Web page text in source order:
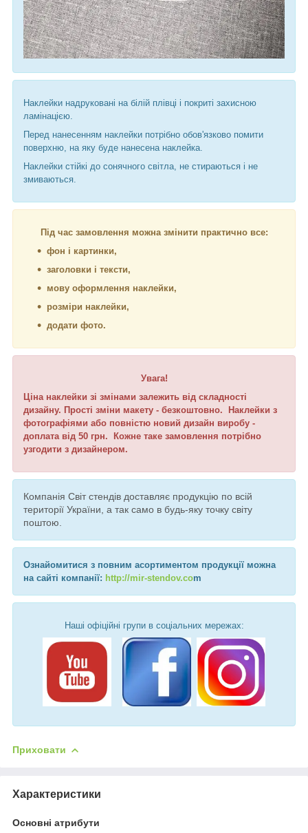
Наклейки надруковані на білій плівці і покриті захисною
ламінацією.
Перед нанесенням наклейки потрібно обов'язково помити
поверхню, на яку буде нанесена наклейка.
Наклейки стійкі до сонячного світла, не стираються і не
змиваються.
Під час замовлення можна змінити практично все:
фон і картинки,
заголовки і тексти,
мову оформлення наклейки,
розміри наклейки,
додати фото.
Увага!
Ціна наклейки зі змінами залежить від складності
дизайну. Прості зміни макету - безкоштовно. Наклейки з
фотографіями або повністю новий дизайн виробу -
доплата від 50 грн. Кожне таке замовлення потрібно
узгодити з дизайнером.
Компанія Світ стендів доставляє продукцію по всій
території України, а так само в будь-яку точку світу
поштою.
Ознайомитися з повним асортиментом продукції можна
на сайті компанії: http://mir-stendov.com
Наші офіційні групи в соціальних мережах:
Приховати
Характеристики
Основні атрибути